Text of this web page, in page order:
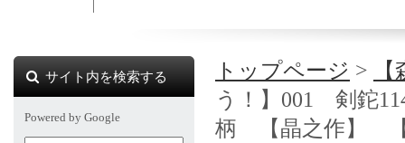
トップページ >
う！】001 剣鉈
柄 【晶之作】 【
サイト内を検索する
Powered by Google